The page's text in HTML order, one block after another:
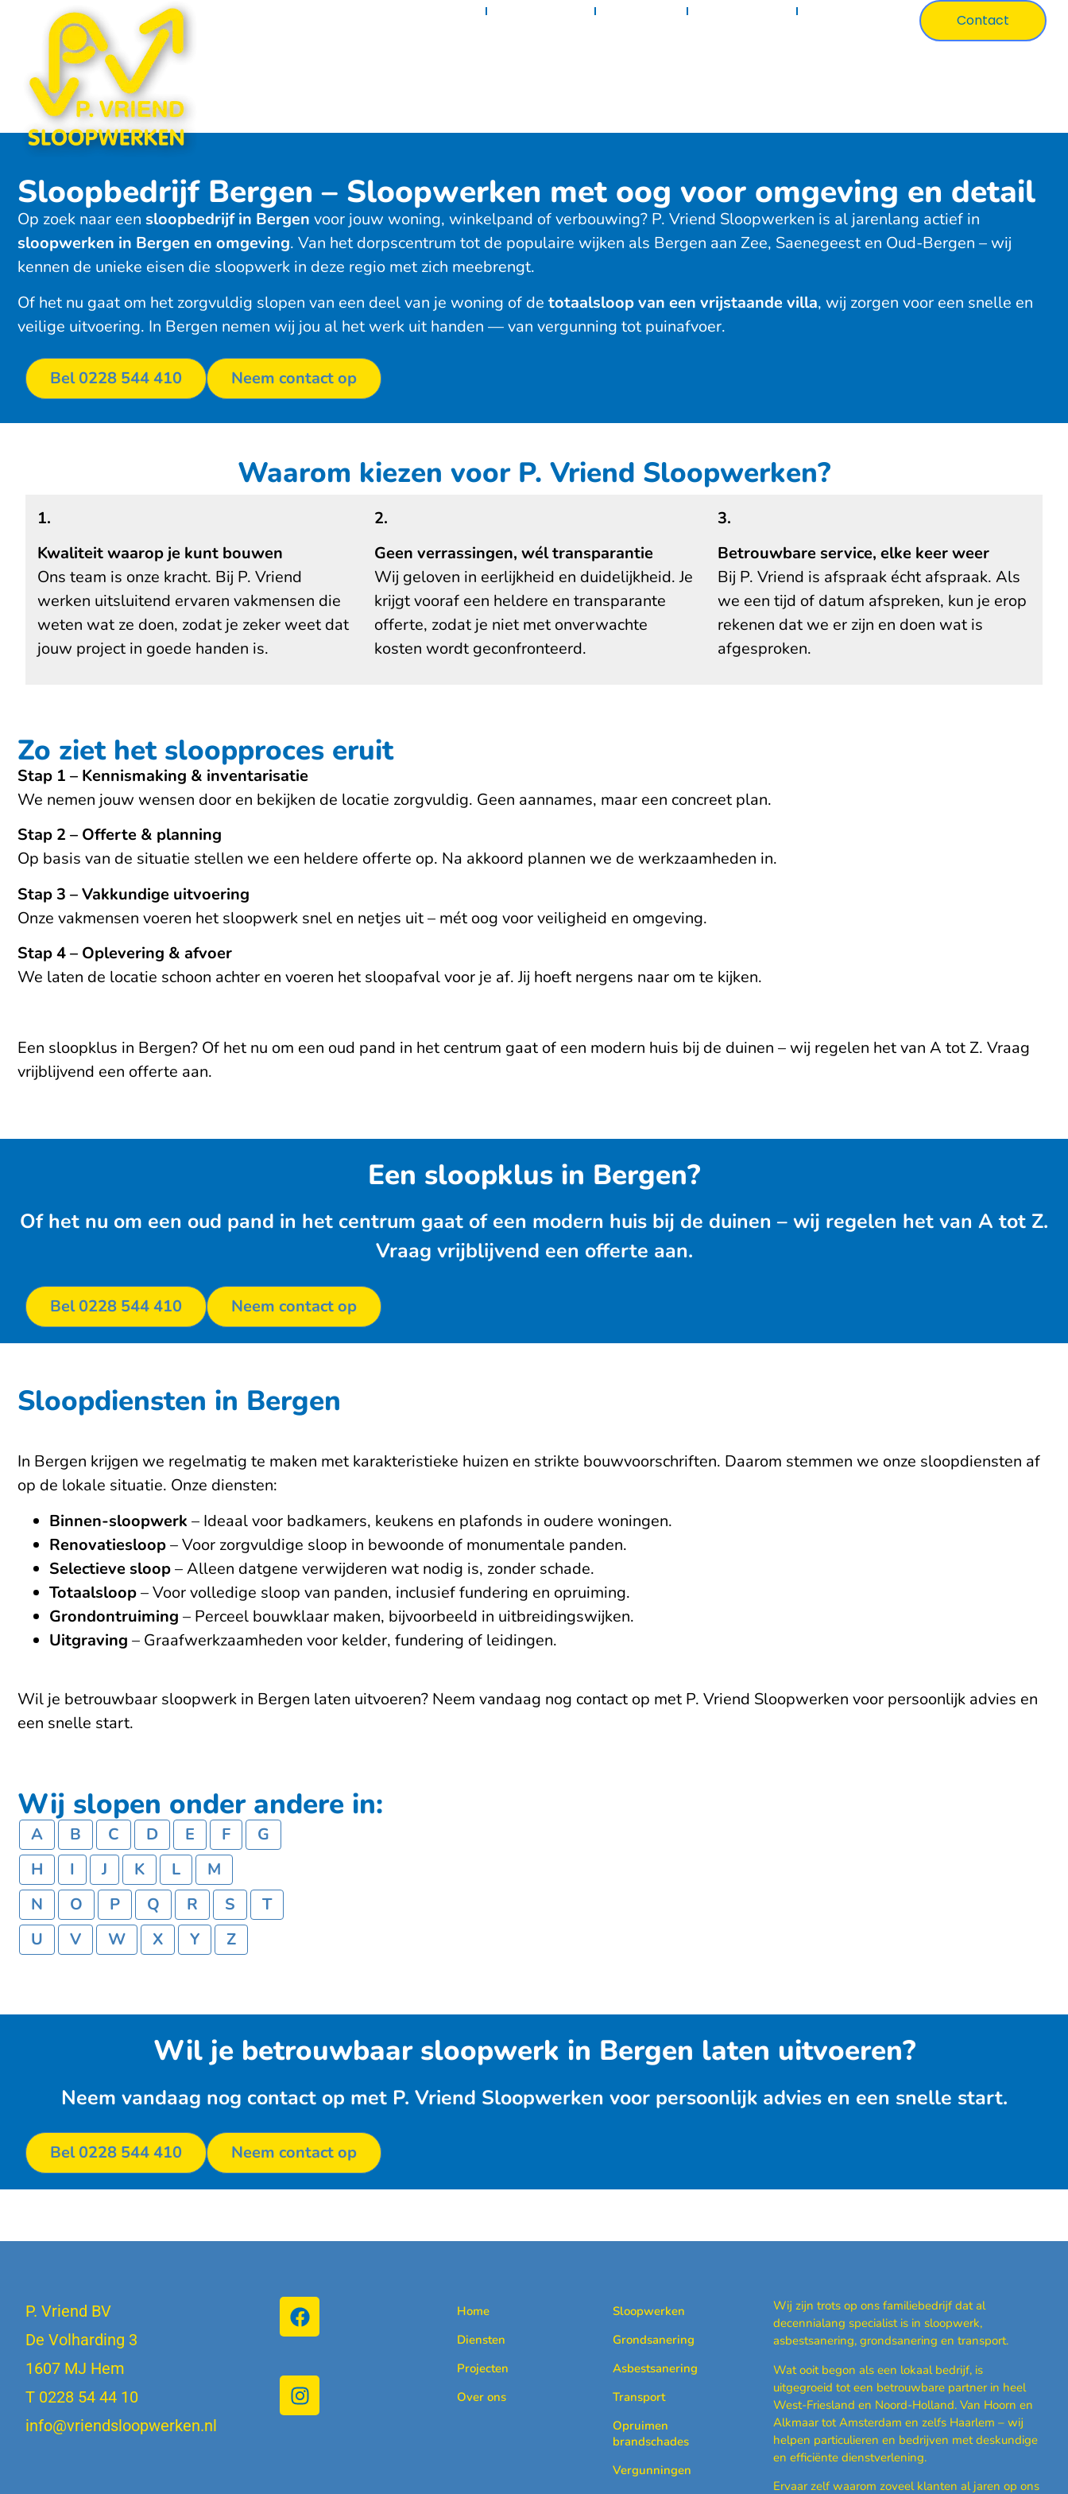
Contact
Sloopbedrijf Bergen – Sloopwerken met oog voor omgeving en detail
Op zoek naar een sloopbedrijf in Bergen voor jouw woning, winkelpand of verbouwing? P. Vriend Sloopwerken is al jarenlang actief in
sloopwerken in Bergen en omgeving. Van het dorpscentrum tot de populaire wijken als Bergen aan Zee, Saenegeest en Oud-Bergen – wij
kennen de unieke eisen die sloopwerk in deze regio met zich meebrengt.
Of het nu gaat om het zorgvuldig slopen van een deel van je woning of de totaalsloop van een vrijstaande villa, wij zorgen voor een snelle en
veilige uitvoering. In Bergen nemen wij jou al het werk uit handen — van vergunning tot puinafvoer.
Bel 0228 544 410 Neem contact op
Waarom kiezen voor P. Vriend Sloopwerken?
1.
Kwaliteit waarop je kunt bouwen
Ons team is onze kracht. Bij P. Vriend
werken uitsluitend ervaren vakmensen die
weten wat ze doen, zodat je zeker weet dat
jouw project in goede handen is.
2.
Geen verrassingen, wéltransparantie
Wij geloven in eerlijkheid en duidelijkheid. Je
krijgt vooraf een heldere en transparante
offerte, zodat je niet met onverwachte
kosten wordt geconfronteerd.
3.
Betrouwbare service, elke keer weer
Bij P. Vriend is afspraak écht afspraak. Als
we een tijd of datum afspreken, kun je erop
rekenen dat we er zijn en doen wat is
afgesproken.
Zo ziet het sloopproces eruit
Stap 1 – Kennismaking & inventarisatie
We nemen jouw wensen door en bekijken de locatie zorgvuldig. Geen aannames, maar een concreet plan.
Stap 2 – Offerte & planning
Op basis van de situatie stellen we een heldere offerte op. Na akkoord plannen we de werkzaamheden in.
Stap 3 – Vakkundige uitvoering
Onze vakmensen voeren het sloopwerk snel en netjes uit – mét oog voor veiligheid en omgeving.
Stap 4 – Oplevering & afvoer
We laten de locatie schoon achter en voeren het sloopafval voor je af. Jij hoeft nergens naar om te kijken.
Een sloopklus in Bergen? Of het nu om een oud pand in het centrum gaat of een modern huis bij de duinen – wij regelen het van A tot Z. Vraag
vrijblijvend een offerte aan.
Een sloopklus in Bergen?
Of het nu om een oud pand in het centrum gaat of een modern huis bij de duinen – wij regelen het van A tot Z.
Vraag vrijblijvend een offerte aan.
Bel 0228 544 410 Neem contact op
Sloopdiensten in Bergen
In Bergen krijgen we regelmatig te maken met karakteristieke huizen en strikte bouwvoorschriften. Daarom stemmen we onze sloopdiensten af
op de lokale situatie. Onze diensten:
Binnen-sloopwerk – Ideaal voor badkamers, keukens en plafonds in oudere woningen.
Renovatiesloop– Voor zorgvuldige sloop in bewoonde of monumentale panden.
Selectieve sloop– Alleen datgene verwijderen wat nodig is, zonder schade.
Totaalsloop– Voor volledige sloop van panden, inclusief fundering en opruiming.
Grondontruiming – Perceel bouwklaar maken, bijvoorbeeld in uitbreidingswijken.
Uitgraving – Graafwerkzaamheden voor kelder, fundering of leidingen.
Wil je betrouwbaar sloopwerk in Bergen laten uitvoeren? Neem vandaag nog contact op met P. Vriend Sloopwerken voor persoonlijk advies en
een snelle start.
Wij slopen onder andere in:
A B C D E F
G
H
I J K L
M
N
O P Q R S
T
U
V W X Y Z
Wil je betrouwbaar sloopwerk in Bergen laten uitvoeren?
Neem vandaag nog contact op met P. Vriend Sloopwerken voor persoonlijk advies en een snelle start.
Bel 0228 544 410 Neem contact op
P. Vriend BV
De Volharding 3
1607 MJ Hem
T 0228 54 44 10
info@vriendsloopwerken.nl
Home
Diensten
Projecten
Over ons
Sloopwerken
Grondsanering
Asbestsanering
Transport
Opruimen
brandschades
Vergunningen
Wij zijn trots op ons familiebedrijf dat al
decennialang specialist is in sloopwerk,
asbestsanering, grondsanering en transport.
Wat ooit begon als een lokaal bedrijf, is
uitgegroeid tot een betrouwbare partner in heel
West-Friesland en Noord-Holland. Van Hoorn en
Alkmaar tot Amsterdam en zelfs Haarlem – wij
helpen particulieren en bedrijven met deskundige
en efficiënte dienstverlening.
Ervaar zelf waarom zoveel klanten al jaren op ons